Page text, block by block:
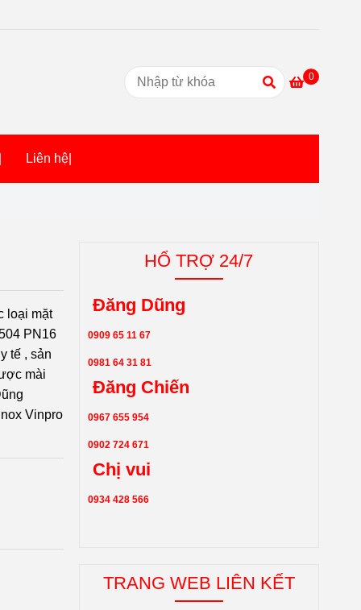
0
Liên hệ|
loại mặt
PN16
tế , sản
mài
Vinpro
HỔ TRỢ 24/7
Đăng Dũng
0909 65 11 67
0981 64 31 81
Đăng Chiến
0967 655 954
0902 724 671
Chị vui
0934 428 566
TRANG WEB LIÊN KẾT